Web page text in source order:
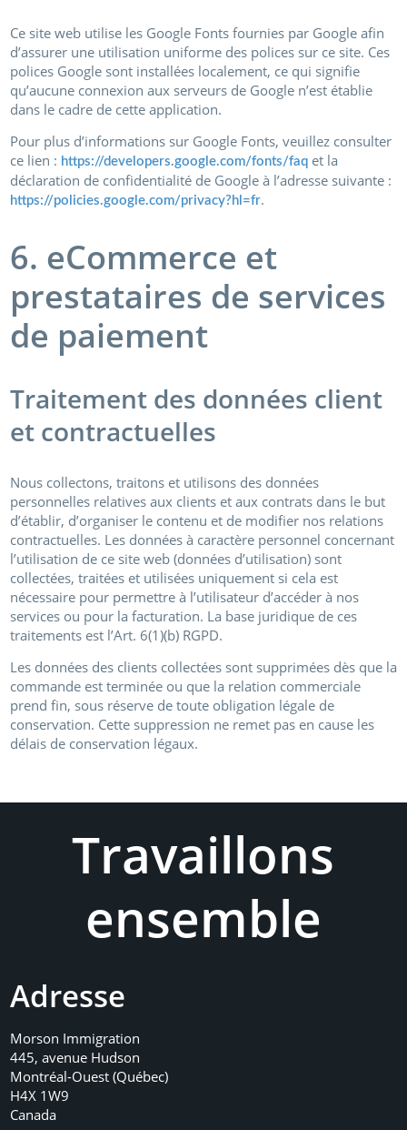
Ce site web utilise les Google Fonts fournies par Google afin
d’assurer une utilisation uniforme des polices sur ce site. Ces
polices Google sont installées localement, ce qui signifie
qu’aucune connexion aux serveurs de Google n’est établie
dans le cadre de cette application.
Pour plus d’informations sur Google Fonts, veuillez consulter
ce lien : https://developers.google.com/fonts/faqet la
déclaration de confidentialité de Google à l’adresse suivante :
https://policies.google.com/privacy?hl=fr.
6. eCommerce et
prestataires de services
de paiement
Traitement des données client
et contractuelles
Nous collectons, traitons et utilisons des données
personnelles relatives aux clients et aux contrats dans le but
d’établir, d’organiser le contenu et de modifier nos relations
contractuelles. Les données à caractère personnel concernant
l’utilisation de ce site web (données d’utilisation) sont
collectées, traitées et utilisées uniquement si cela est
nécessaire pour permettre à l’utilisateur d’accéder à nos
services ou pour la facturation. La base juridique de ces
traitements est l’Art. 6(1)(b) RGPD.
Les données des clients collectées sont supprimées dès que la
commande est terminée ou que la relation commerciale
prend fin, sous réserve de toute obligation légale de
conservation. Cette suppression ne remet pas en cause les
délais de conservation légaux.
Travaillons
ensemble
Adresse
Morson Immigration
445, avenue Hudson
Montréal-Ouest (Québec)
H4X 1W9
Canada